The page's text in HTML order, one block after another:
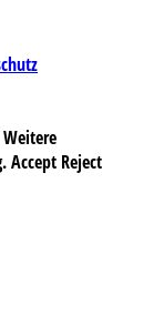
Accept Reject